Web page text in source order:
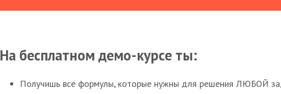
На бесплатном демо-курсе ты:
Получишь все формулы, которые нужны для решения ЛЮБОЙ